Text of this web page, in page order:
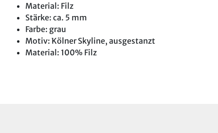
Material: Filz
Stärke: ca. 5 mm
Farbe: grau
Motiv: Kölner Skyline, ausgestanzt
Material: 100% Filz